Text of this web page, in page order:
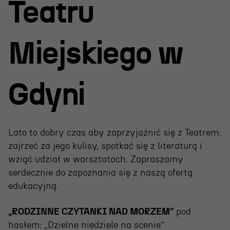
Spektakle wyjazdowe
Sponsorzy
Kontakt & Zespół
Edukacja
Wydarzenia
Oferta edukacyjna
Polecamy
Teatru
Miejskiego w
Gdyni
Lato to dobry czas aby zaprzyjaźnić się z Teatrem:
zajrzeć za jego kulisy, spotkać się z literaturą i
wziąć udział w warsztatach. Zapraszamy
serdecznie do zapoznania się z naszą ofertą
edukacyjną.
„RODZINNE CZYTANKI NAD MORZEM” pod
hasłem: „Dzielne niedziele na scenie”